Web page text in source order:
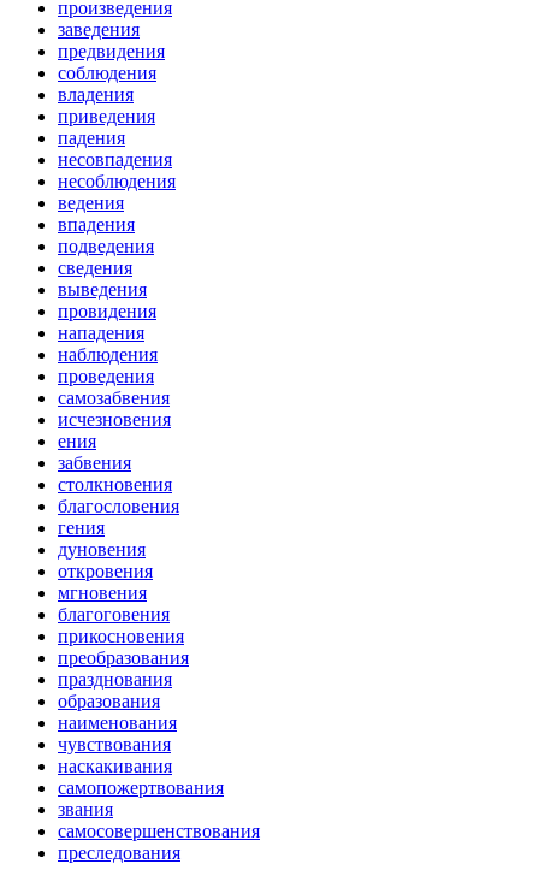
произведения
заведения
предвидения
соблюдения
владения
приведения
падения
несовпадения
несоблюдения
ведения
впадения
подведения
сведения
выведения
провидения
нападения
наблюдения
проведения
самозабвения
исчезновения
ения
забвения
столкновения
благословения
гения
дуновения
откровения
мгновения
благоговения
прикосновения
преобразования
празднования
образования
наименования
чувствования
наскакивания
самопожертвования
звания
самосовершенствования
преследования